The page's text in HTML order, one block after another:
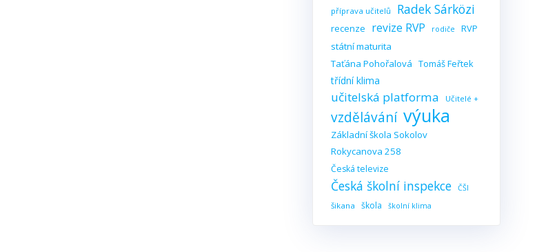
příprava učitelů Radek Sárközi
recenze revize RVP rodiče
RVP
státní maturita
Taťána Pohořalová Tomáš Feřtek
třídní klima
učitelská platforma Učitelé +
vzdělávání výuka
Základní škola Sokolov
Rokycanova 258
Česká televize
Česká školní inspekce ČŠI
šikana škola školní klima